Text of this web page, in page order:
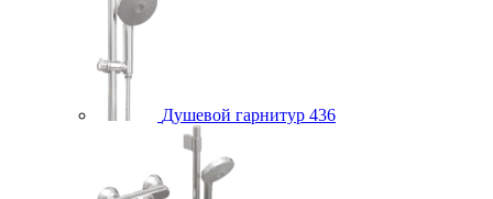
Душевой гарнитур 436